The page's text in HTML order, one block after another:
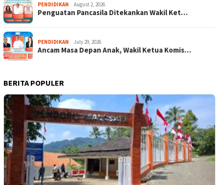
PENDIDIKAN August 2, 2026
Penguatan Pancasila Ditekankan Wakil Ket…
PENDIDIKAN July 29, 2026
Ancam Masa Depan Anak, Wakil Ketua Komis…
BERITA POPULER